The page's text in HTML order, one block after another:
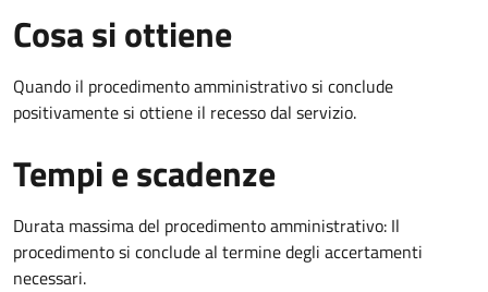
Cosa si ottiene
Quando il procedimento amministrativo si conclude
positivamente si ottiene il recesso dal servizio.
Tempi e scadenze
Durata massima del procedimento amministrativo: Il
procedimento si conclude al termine degli accertamenti
necessari.